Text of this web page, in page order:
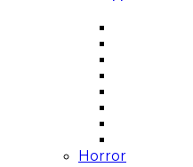
Horror